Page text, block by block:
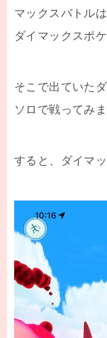
マックスバトル
ダイマックスポ
そこで出ていた
ソロで戦ってみま
すると、ダイマ